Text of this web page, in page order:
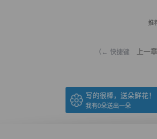
推
（← 快捷键 上一章
写的很棒，送朵鲜花！
我有0朵送出一朵